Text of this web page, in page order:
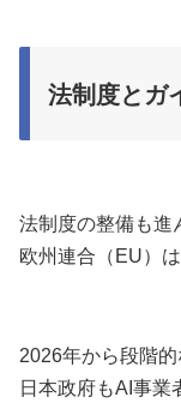
法制度とガ
法制度の整備も進
欧州連合（EU）
2026年から段階的
日本政府もAI事業